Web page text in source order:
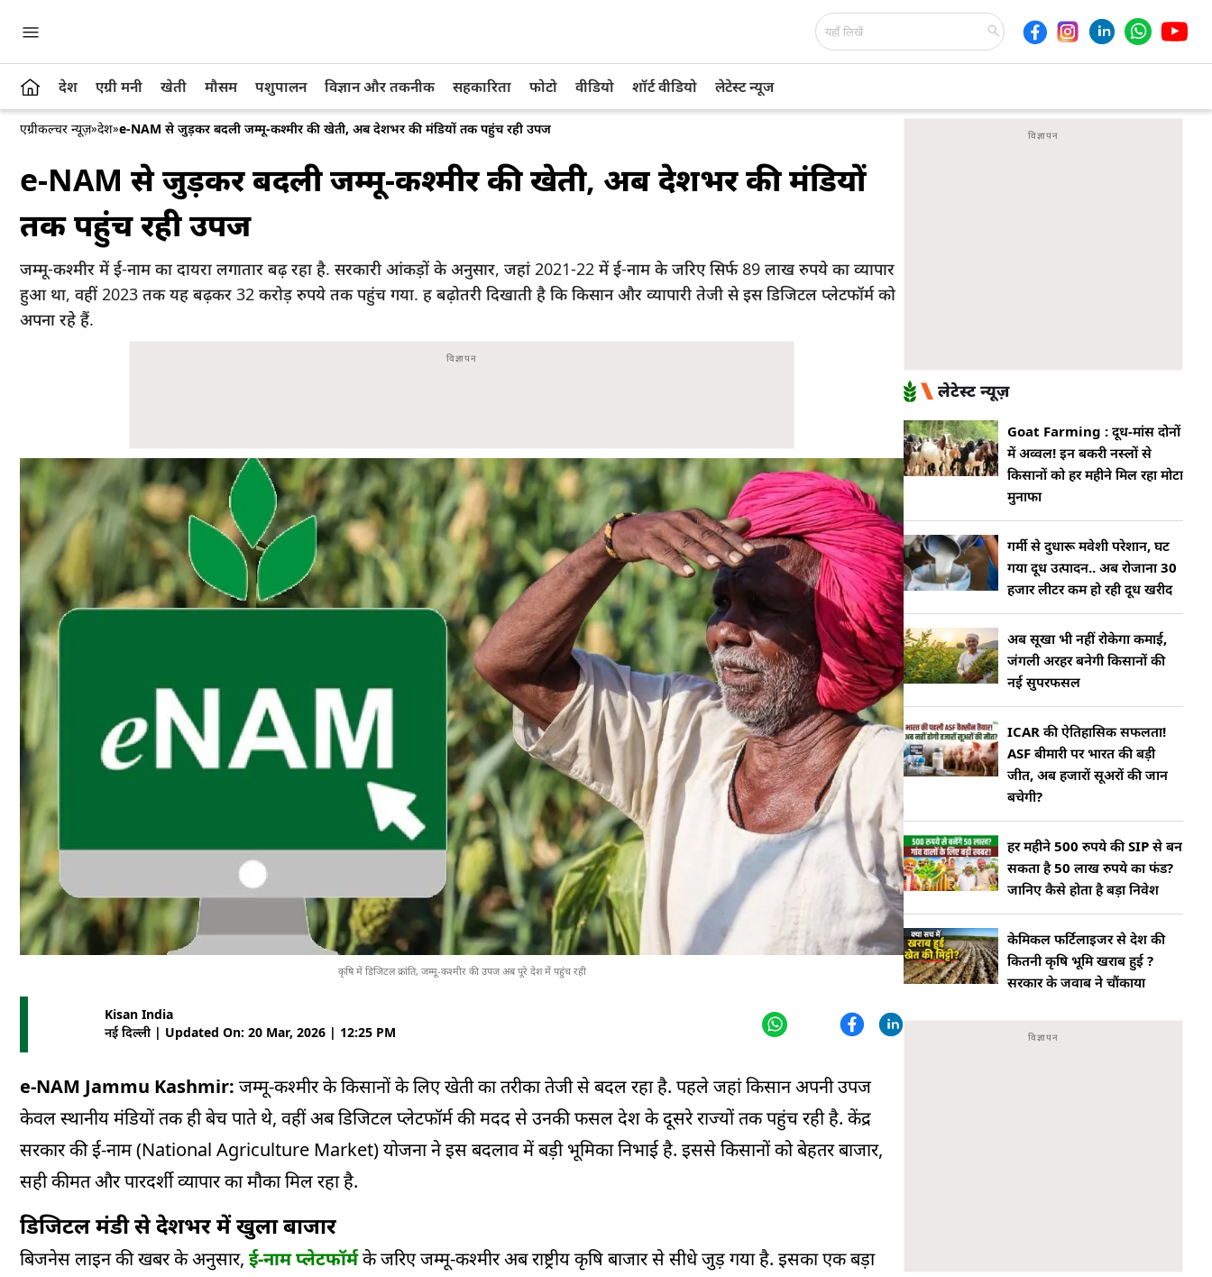
देश एग्री मनी खेती मौसम पशुपालन विज्ञान और तकनीक सहकारिता फोटो वीडियो शॉर्ट वीडियो लेटेस्ट न्यूज
एग्रीकल्चर न्यूज़»देश»e-NAM से जुड़कर बदली जम्मू-कश्मीर की खेती, अब देशभर की मंडियों तक पहुंच रही उपज
e-NAM से जुड़कर बदली जम्मू-कश्मीर की खेती, अब देशभर की मंडियों
तक पहुंच रही उपज
जम्मू-कश्मीर में ई-नाम का दायरा लगातार बढ़ रहा है. सरकारी आंकड़ों के अनुसार, जहां 2021-22 में ई-नाम के जरिए सिर्फ 89 लाख रुपये का व्यापार
हुआ था, वहीं 2023 तक यह बढ़कर 32 करोड़ रुपये तक पहुंच गया. ह बढ़ोतरी दिखाती है कि किसान और व्यापारी तेजी से इस डिजिटल प्लेटफॉर्म को
अपना रहे हैं.
कृषि में डिजिटल क्रांति, जम्मू-कश्मीर की उपज अब पूरे देश में पहुंच रही
Kisan India
नई दिल्ली | Updated On: 20 Mar, 2026 | 12:25 PM
e-NAM Jammu Kashmir: जम्मू-कश्मीर के किसानों के लिए खेती का तरीका तेजी से बदल रहा है. पहले जहां किसान अपनी उपज
केवल स्थानीय मंडियों तक ही बेच पाते थे, वहीं अब डिजिटल प्लेटफॉर्म की मदद से उनकी फसल देश के दूसरे राज्यों तक पहुंच रही है. केंद्र
सरकार की ई-नाम (National Agriculture Market) योजना ने इस बदलाव में बड़ी भूमिका निभाई है. इससे किसानों को बेहतर बाजार,
सही कीमत और पारदर्शी व्यापार का मौका मिल रहा है.
डिजिटल मंडी से देशभर में खुला बाजार
बिजनेस लाइन की खबर के अनुसार, ई-नाम प्लेटफॉर्मके जरिए जम्मू-कश्मीर अब राष्ट्रीय कृषि बाजार से सीधे जुड़ गया है. इसका एक बड़ा
लेटेस्ट न्यूज़
Goat Farming : दूध-मांस दोनों
में अव्वल! इन बकरी नस्लों से
किसानों को हर महीने मिल रहा मोटा
मुनाफा
गर्मी से दुधारू मवेशी परेशान, घट
गया दूध उत्पादन.. अब रोजाना 30
हजार लीटर कम हो रही दूध खरीद
अब सूखा भी नहीं रोकेगा कमाई,
जंगली अरहर बनेगी किसानों की
नई सुपरफसल
ICAR की ऐतिहासिक सफलता!
ASF बीमारी पर भारत की बड़ी
जीत, अब हजारों सूअरों की जान
बचेगी?
हर महीने 500 रुपये की SIP से बन
सकता है 50 लाख रुपये का फंड?
जानिए कैसे होता है बड़ा निवेश
केमिकल फर्टिलाइजर से देश की
कितनी कृषि भूमि खराब हुई ?
सरकार के जवाब ने चौंकाया